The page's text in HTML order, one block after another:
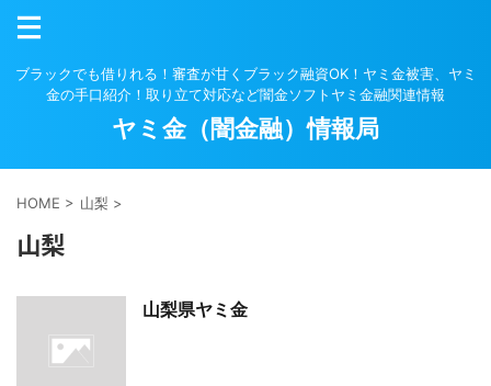
ブラックでも借りれる！審査が甘くブラック融資OK！ヤミ金被害、ヤミ
金の手口紹介！取り立て対応など闇金ソフトヤミ金融関連情報
ヤミ金（闇金融）情報局
HOME > 山梨 >
山梨
山梨県ヤミ金